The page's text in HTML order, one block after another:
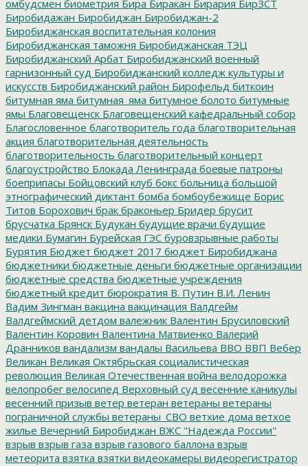
омбудсмен биометрия Бира Биракан Бирария БирЗСТ
Биробидажан Биробиджан Биробиджан-2
Биробиджанская воспитательная колония
Биробиджанская таможня Биробиджанская ТЭЦ
Биробиджанский Арбат Биробиджанский военный
гарнизонный суд Биробиджанский колледж культуры и
искусств Биробиджанский район Бирофельд биткоин
битумная яма битумная_яма битумное болото битумные
ямы Благовещенск Благовещенский кафедральный собор
Благословенное благотворитель года благотворительная
акция благотворительная деятельность
благотворительность благотворительный концерт
благоустройство Блокада Ленинграда боевые патроны
боеприпасы Бойцовский клуб бокс больница большой
этнографический диктант бомба бомбоубежище Борис
Титов Борохович брак браконьер Бридер брусит
брусчатка Брянск Будукан будущие врачи будущие
медики Бумагин Бурейская ГЭС буровзрывные работы
Бурятия Бюджет бюджет 2017 бюджет Биробиджана
бюджетники бюджетные деньги бюджетные организации
бюджетные средства бюджетные учреждения
бюджетный кредит бюрократия В. Путин В.И. Ленин
Вадим Зингман вакцина вакцинация Валдгейм
Валдгеймский детдом валежник Валентин Брусиловский
Валентин Коровин Валентина Матвиенко Валерий
Дранников вандализм вандалы Васильева ВВО ВВП Вебер
Великан Великая Октябрьская социалистическая
революция Великая Отечественная война велодорожка
велопробег велосипед Верховный суд весенние каникулы
весенний призыв ветер ветеран ветераны ветераны
пограничной службы ветераны_СВО ветхие дома ветхое
жилье Вечерний Биробиджан ВЖС "Надежда России"
взрыв взрыв газа взрыв газового баллона взрыв
метеорита взятка взятки видеокамеры видеорегистратор